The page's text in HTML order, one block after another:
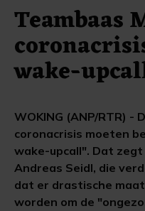
Teambaas
wake-
WOKING (ANP/RTR) -
coronacrisis moeten
wake-upcall". Dat
Andreas Seidl, die
dat er drastische
worden om de